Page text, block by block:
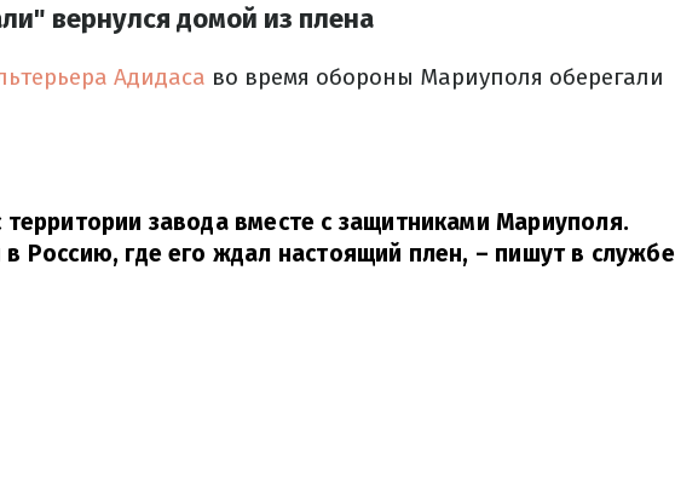
вернулся домой из плена
Адидаса во время обороны Мариуполя оберегали
территории завода вместе с защитниками Мариуполя.
Россию, где его ждал настоящий плен, – пишут в службе